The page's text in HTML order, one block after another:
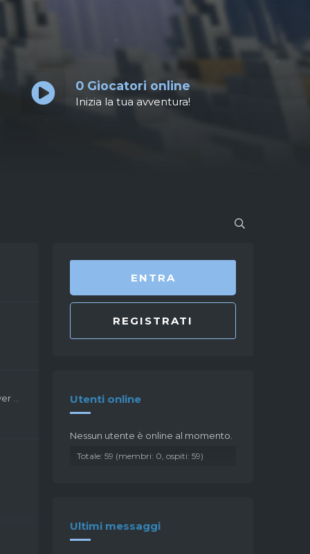
0 Giocatori online
Inizia la tua avventura!
ENTRA
REGISTRATI
Utenti online
Nessun utente è online al momento.
Totale: 59 (membri: 0, ospiti: 59)
Ultimi messaggi